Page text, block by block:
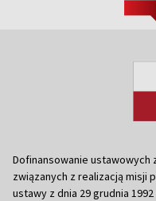
Dofinansowanie ustawowych
związanych z realizacją misji
ustawy z dnia 29 grudnia